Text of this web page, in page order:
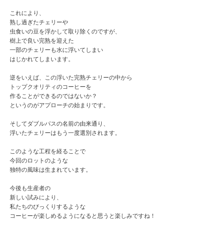
これにより、
熟し過ぎたチェリーや
虫食いの豆を浮かして取り除くのですが、
樹上で良い完熟を迎えた
一部のチェリーも水に浮いてしまい
はじかれてしまいます。
逆をいえば、この浮いた完熟チェリーの中から
トップクオリティのコーヒーを
作ることができるのではないか？
というのがアプローチの始まりです。
そしてダブルパスの名前の由来通り、
浮いたチェリーはもう一度選別されます。
このような工程を経ることで
今回のロットのような
独特の風味は生まれています。
今後も生産者の
新しい試みにより、
私たちのびっくりするような
コーヒーが楽しめるようになると思うと楽しみですね！